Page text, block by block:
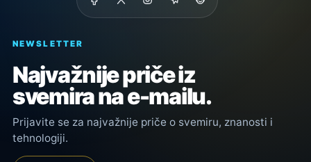
NEWSLETTER
Najvažnije priče iz
svemira na e-mailu.
Prijavite se za najvažnije priče o svemiru, znanosti i
tehnologiji.